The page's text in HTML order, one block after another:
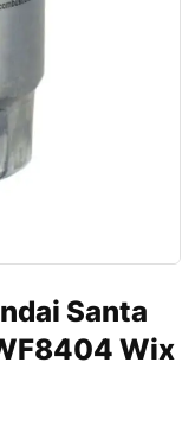
Santa
Wix